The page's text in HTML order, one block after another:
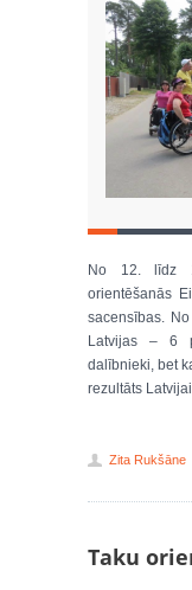
No 12. līdz
orientēšanās
sacensības.
Latvijas – 6
dalībnieki, bet
rezultāts
Zita Rukšāne
Taku